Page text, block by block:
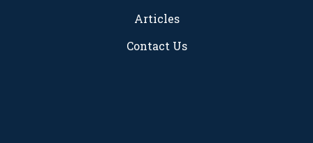
Articles
Contact Us